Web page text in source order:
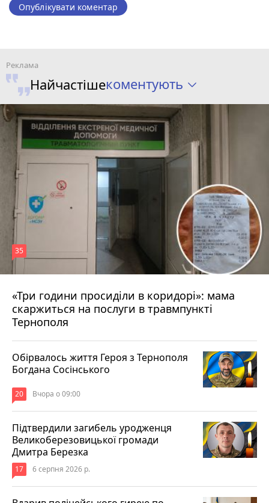
Опублікувати коментар
Найчастішекоментують
«Три години просиділи в коридорі»: мама
скаржиться на послуги в травмпункті
Тернополя
35
Вчора о 13:05
Обірвалось життя Героя з Тернополя
Богдана Сосінського
20 Вчора о 09:00
Підтвердили загибель уродженця
Великоберезовицької громади
Дмитра Березка
17 6 серпня 2026 р.